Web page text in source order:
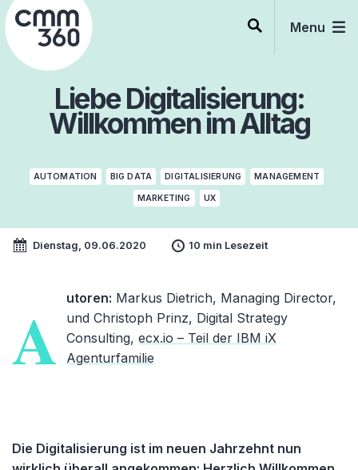
Skip
to
content
Menu
Liebe Digitalisierung:
Willkommen im Alltag
AUTOMATION BIG DATA DIGITALISIERUNG MANAGEMENT
MARKETING UX
Dienstag, 09.06.2020 10 min Lesezeit
A utoren: Markus Dietrich, Managing Director,
und Christoph Prinz, Digital Strategy
Consulting, ecx.io – Teil der IBM iX
Agenturfamilie
Die Digitalisierung ist im neuen Jahrzehnt nun